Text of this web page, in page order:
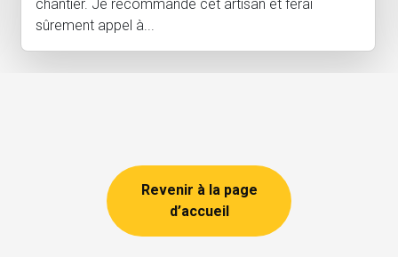
chantier. Je recommande cet artisan et ferai
sûrement appel à...
Revenir à la page
d’accueil